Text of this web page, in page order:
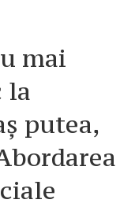
mai
la
putea,